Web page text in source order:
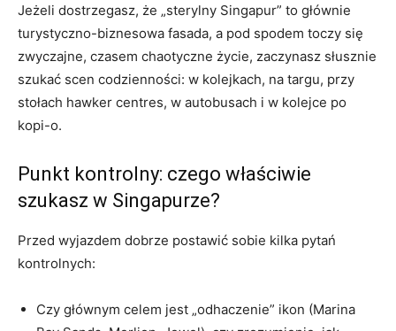
Jeżeli dostrzegasz, że „sterylny Singapur” to głównie
turystyczno-biznesowa fasada, a pod spodem toczy się
zwyczajne, czasem chaotyczne życie, zaczynasz słusznie
szukać scen codzienności: w kolejkach, na targu, przy
stołach hawker centres, w autobusach i w kolejce po
kopi-o.
Punkt kontrolny: czego właściwie
szukasz w Singapurze?
Przed wyjazdem dobrze postawić sobie kilka pytań
kontrolnych:
Czy głównym celem jest „odhaczenie” ikon (Marina